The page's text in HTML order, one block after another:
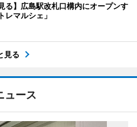
る】広島駅改札口構内にオープンす
レマルシェ」
見る
ュース